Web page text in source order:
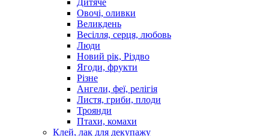
Овочі, оливки
Великдень
Весілля, серця, любовь
Люди
Новий рік, Різдво
Ягоди, фрукти
Різне
Ангели, феї, релігія
Листя, гриби, плоди
Троянди
Птахи, комахи
Клей, лак для декупажу